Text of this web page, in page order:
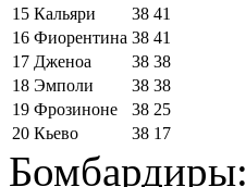
15 Кальяри 38 41
16 Фиорентина 38 41
17 Дженоа 38 38
18 Эмполи 38 38
19 Фрозиноне 38 25
20 Кьево 38 17
Бомбардиры: